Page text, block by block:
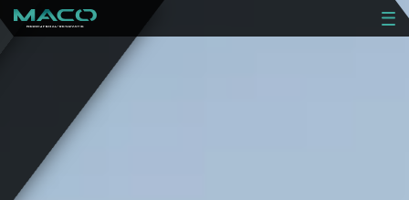
RENOVATIE
NIEUWBOUW
PROJECTEN